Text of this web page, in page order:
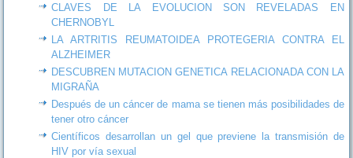
CLAVES DE LA EVOLUCION SON REVELADAS EN
CHERNOBYL
LA ARTRITIS REUMATOIDEA PROTEGERIA CONTRA EL
ALZHEIMER
DESCUBREN MUTACION GENETICA RELACIONADA CON LA
MIGRAÑA
Después de un cáncer de mama se tienen más posibilidades de
tener otro cáncer
Científicos desarrollan un gel que previene la transmisión de
HIV por vía sexual